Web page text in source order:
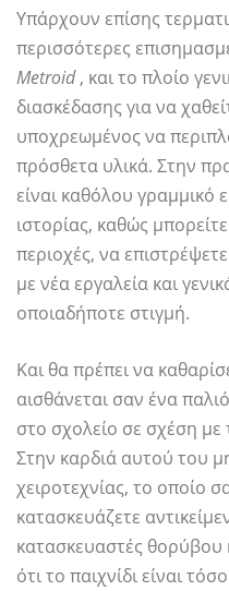
Υπάρχουν επίσης
περισσότερες
Metroid, και το πλοίο
διασκέδασης για να
υποχρεωμένος να
πρόσθετα υλικά. Στην
είναι καθόλου γραμμικό
ιστορίας, καθώς
περιοχές, να
με νέα εργαλεία και
οποιαδήποτε στιγμή.
Και θα πρέπει να
αισθάνεται σαν ένα
στο σχολείο σε σχέση με
Στην καρδιά αυτού του
χειροτεχνίας, το οποίο
κατασκευάζετε
κατασκευαστές θορύβου
ότι το παιχνίδι είναι